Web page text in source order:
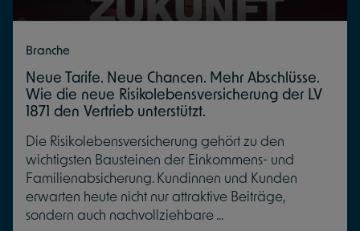
Branche
Neue Tarife. Neue Chancen. Mehr Abschlüsse.
Wie die neue Risikolebensversicherung der LV
1871 den Vertrieb unterstützt.
Die Risikolebensversicherung gehört zu den
wichtigsten Bausteinen der Einkommens- und
Familienabsicherung. Kundinnen und Kunden
erwarten heute nicht nur attraktive Beiträge,
sondern auch nachvollziehbare ...